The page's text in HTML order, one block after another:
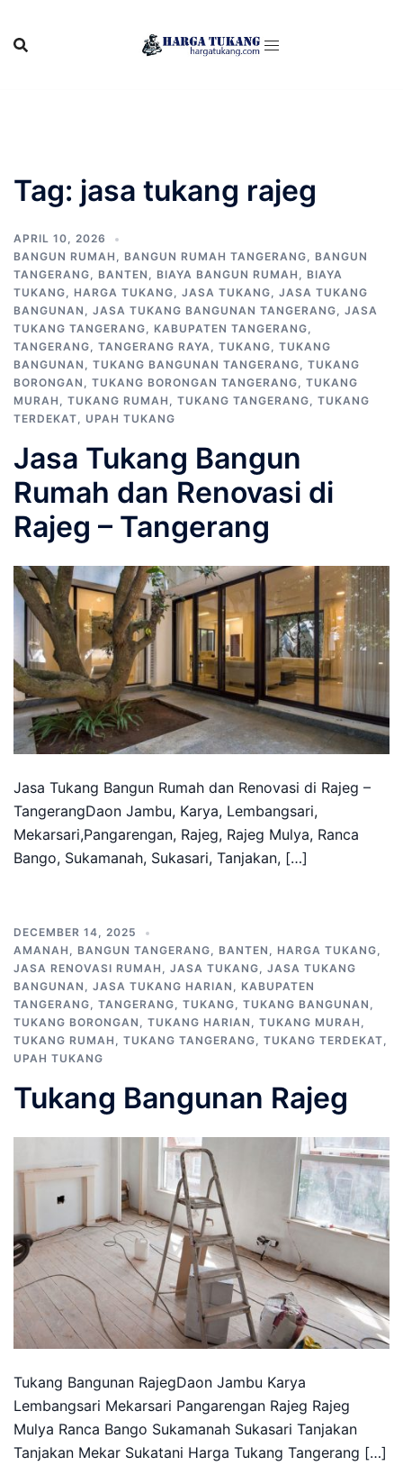
content
Tag: jasa tukang rajeg
APRIL 10, 2026
BANGUN RUMAH , BANGUN RUMAH TANGERANG, BANGUN
TANGERANG, BANTEN , BIAYA BANGUN RUMAH , BIAYA
TUKANG, HARGA TUKANG, JASA TUKANG, JASA TUKANG
BANGUNAN , JASA TUKANG BANGUNAN TANGERANG, JASA
TUKANG TANGERANG, KABUPATEN TANGERANG,
TANGERANG, TANGERANG RAYA, TUKANG, TUKANG
BANGUNAN , TUKANG BANGUNAN TANGERANG, TUKANG
BORONGAN , TUKANG BORONGAN TANGERANG, TUKANG
MURAH , TUKANG RUMAH , TUKANG TANGERANG, TUKANG
TERDEKAT, UPAH TUKANG
Jasa Tukang Bangun
Rumah dan Renovasi di
Rajeg – Tangerang
Jasa Tukang Bangun Rumah dan Renovasi di Rajeg –
TangerangDaon Jambu, Karya, Lembangsari,
Mekarsari,Pangarengan, Rajeg, Rajeg Mulya, Ranca
Bango, Sukamanah, Sukasari, Tanjakan, […]
DECEMBER 14, 2025
AMANAH , BANGUN TANGERANG, BANTEN , HARGA TUKANG,
JASA RENOVASI RUMAH , JASA TUKANG, JASA TUKANG
BANGUNAN , JASA TUKANG HARIAN , KABUPATEN
TANGERANG, TANGERANG, TUKANG, TUKANG BANGUNAN ,
TUKANG BORONGAN , TUKANG HARIAN , TUKANG MURAH ,
TUKANG RUMAH , TUKANG TANGERANG, TUKANG TERDEKAT,
UPAH TUKANG
Tukang Bangunan Rajeg
Tukang Bangunan RajegDaon Jambu Karya
Lembangsari Mekarsari Pangarengan Rajeg Rajeg
Mulya Ranca Bango Sukamanah Sukasari Tanjakan
Tanjakan Mekar Sukatani Harga Tukang Tangerang […]